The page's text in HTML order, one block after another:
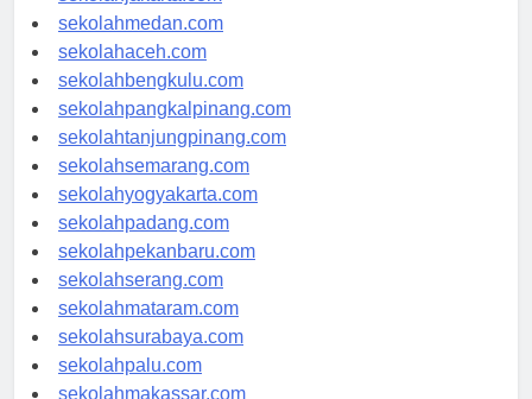
sekolahjakarta.com
sekolahmedan.com
sekolahaceh.com
sekolahbengkulu.com
sekolahpangkalpinang.com
sekolahtanjungpinang.com
sekolahsemarang.com
sekolahyogyakarta.com
sekolahpadang.com
sekolahpekanbaru.com
sekolahserang.com
sekolahmataram.com
sekolahsurabaya.com
sekolahpalu.com